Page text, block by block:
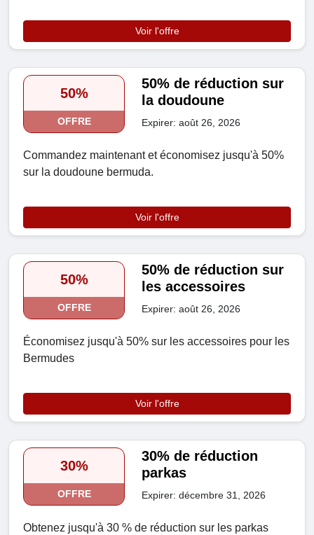
Voir l'offre
50%
OFFRE
50% de réduction sur
la doudoune
Expirer: août 26, 2026
Commandez maintenant et économisez jusqu'à 50%
sur la doudoune bermuda.
Voir l'offre
50%
OFFRE
50% de réduction sur
les accessoires
Expirer: août 26, 2026
Économisez jusqu'à 50% sur les accessoires pour les
Bermudes
Voir l'offre
30%
OFFRE
30% de réduction
parkas
Expirer: décembre 31, 2026
Obtenez jusqu'à 30 % de réduction sur les parkas